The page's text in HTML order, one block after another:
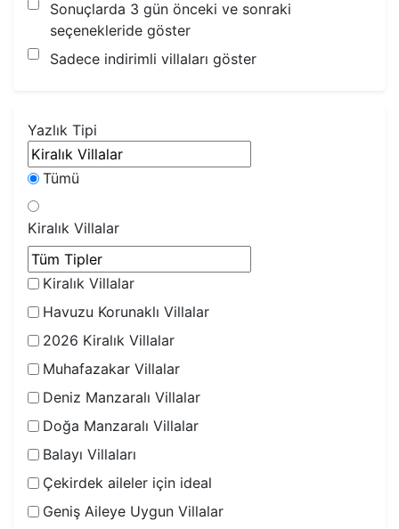
Sonuçlarda 3 gün önceki ve sonraki
seçenekleride göster
Sadece indirimli villaları göster
Yazlık Tipi
Tümü
Kiralık Villalar
Kiralık Villalar
Havuzu Korunaklı Villalar
2026 Kiralık Villalar
Muhafazakar Villalar
Deniz Manzaralı Villalar
Doğa Manzaralı Villalar
Balayı Villaları
Çekirdek aileler için ideal
Geniş Aileye Uygun Villalar